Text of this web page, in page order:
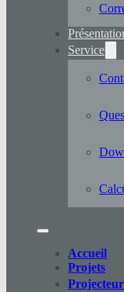
Service
Accueil
Projets